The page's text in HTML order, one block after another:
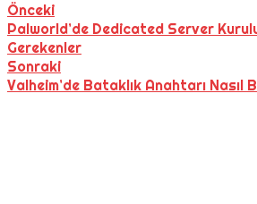
Önceki
Palworld’de Dedicated Server
Gerekenler
Sonraki
Valheim’de Bataklık Anahtarı Nasıl